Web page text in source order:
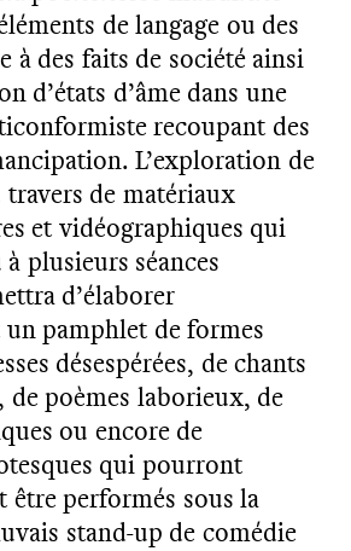
de langage ou des
à des faits de société ainsi
d’états d’âme dans une
recoupant des
L’exploration de
de matériaux
et vidéographiques qui
plusieurs séances
d’élaborer
pamphlet de formes
désespérées, de chants
de poèmes laborieux, de
ou encore de
qui pourront
être performés sous la
stand-up de comédie